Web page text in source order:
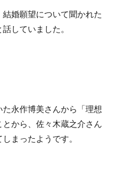
婚願望について聞かれた
していました。
永作博美さんから「理想
から、佐々木蔵之介さん
まったようです。